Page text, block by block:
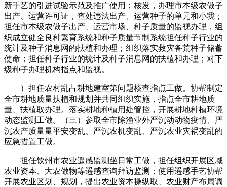
新手艺的引进试验示范及推广使用；核发，办理市本级农做子
出产、运营许可证，查处违法出产、运营种子的单元和小我；
担任市本级农做子出产、运营市场、种子质量的监视办理，组
织成立健全良种繁育系统和种子质量节制系统担任种子行业的
统计及种子消息网的扶植和办理；组织落实救灾备荒种子储蓄
使命；担任种子行业的统计及种子消息网的扶植和办理；对下
级种子办理机构指点和监视。
）担任农村乱占耕地建室第问题核查指点工做。协帮制定
全市耕地质量扶植和规划并共同组织实施，指点全市耕地质
量、扶植取办理。落实耕地种植用处管控，开展耕地种植环境
动态监测工做。（三）参取全市除渔业外严沉动动物疫情、严
沉农产质量量平安变乱、严沉农机变乱、严沉农业灾祸变乱的
应急措置工做。
担任钦州市农业遥感监测坐日常工做，担任组织开展区域
农业资本、大农做物等遥感查询拜访监测；使用遥感手艺协帮
开展农业区划、规划，提出农业资本操纵取、农业财产布局调